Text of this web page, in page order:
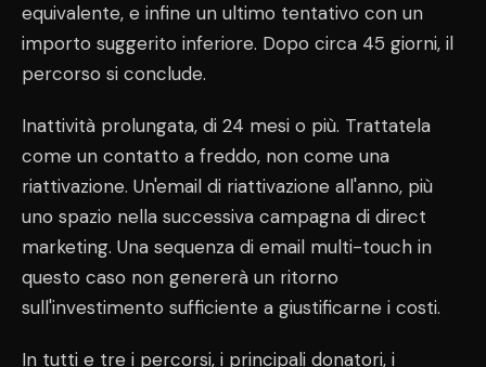
equivalente, e infine un ultimo tentativo con un
importo suggerito inferiore. Dopo circa 45 giorni, il
percorso si conclude.
Inattività prolungata, di 24 mesi o più. Trattatela
come un contatto a freddo, non come una
riattivazione. Un'email di riattivazione all'anno, più
uno spazio nella successiva campagna di direct
marketing. Una sequenza di email multi-touch in
questo caso non genererà un ritorno
sull'investimento sufficiente a giustificarne i costi.
In tutti e tre i percorsi, i principali donatori, i